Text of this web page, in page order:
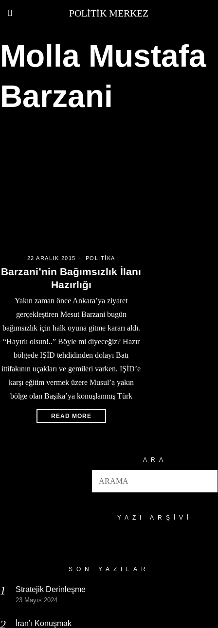
POLITIK MERKEZ
Molla Mustafa
Barzani
22 ARALIK 2015 POLITIKA
Barzani’nin Bağımsızlık İlanı
Hazırlığı
Yakın zaman önce Ankara’ya ziyaret
gerçekleştiren Mesut Barzani bugün
bağımsızlık için halk oyuna gitme kararı aldı.
“Hayırlı olsun!..” Böyle mi diyeceğiz? Hazır
bölgede IŞİD tehdidinden dolayı Batı
ittifakının uçakları ve gemileri varken, IŞİD’e
karşı eğitim vermek üzere Musul’a yakın
bölge olan Başika’ya konuşlanmış Türk
READ MORE
ARA
YAZI ARŞIVI
SON YAZILAR
Stratejik Derinleşme
23 Mayıs 2024
İran’ı Konuşmak